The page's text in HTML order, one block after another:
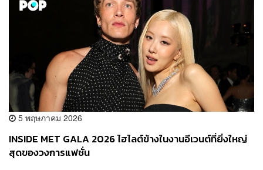
5 พฤษภาคม 2026
INSIDE MET GALA 2026 ไฮไลต์ข้างในงานอีเวนต์ที่ยิ่งใหญ่
สุดของวงการแฟชั่น